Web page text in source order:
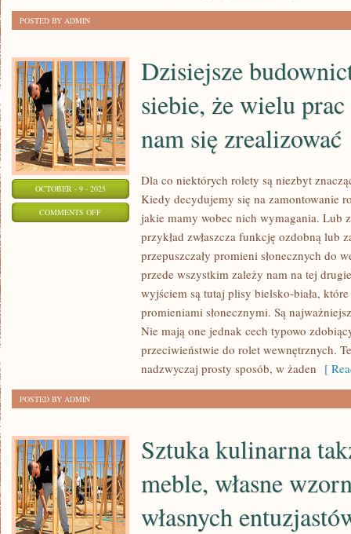
POSTED BY ADMIN
OCTOBER - 9 - 2025
COMMENTS OFFON
PRAC
NIESTETY
UDA
NAM
SIĘ
ZREALIZOWAĆ
Dzisiejsze
siebie, że wielu
nam się zrealizować
Dla co niektórych rolety są niezbyt
Kiedy decydujemy się na zamontowanie
jakie mamy wobec nich wymagania. Lub
przykład zwłaszcza funkcję ozdobną lub
przepuszczały promieni słonecznych do
przede wszystkim zależy nam na tej
wyjściem są tutaj plisy bielsko-biała,
promieniami słonecznymi. Są
Nie mają one jednak cech typowo
przeciwieństwie do rolet wewnętrznych.
nadzwyczaj prosty sposób, w żaden [
POSTED BY ADMIN
Sztuka kulinarna
meble, własne
własnych